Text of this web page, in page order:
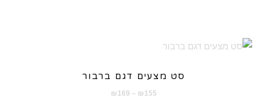
סט מצעים דגם ברבור
₪ 155
–
₪ 169